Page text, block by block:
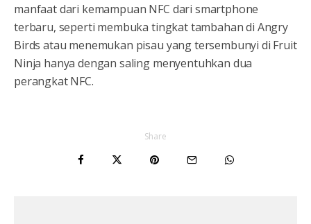
manfaat dari kemampuan NFC dari smartphone
terbaru, seperti membuka tingkat tambahan di Angry
Birds atau menemukan pisau yang tersembunyi di Fruit
Ninja hanya dengan saling menyentuhkan dua
perangkat NFC.
Share